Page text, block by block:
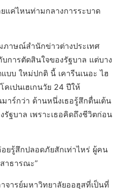
แค่ไหนท่ามกลางการระบาด
าษณ์สำนักข่าวต่างประเทศ
การตัดสินใจของรัฐบาล แต่บาง
บบ ใหม่ปกติ นี้ เคารีนเนอะ ไฮ
คเปนเฮเกนวัย 24 ปีให้
ร์กว่า ด้านหนึ่งเธอรู้สึกตื่นเต้น
รัฐบาล เพราะเธอคิดถึงชีวิตก่อน
ยรู้สึกปลอดภัยสักเท่าไหร่ ผู้คน
าธารณะ”
จารย์มหาวิทยาลัยออฮุสที่เป็นที่